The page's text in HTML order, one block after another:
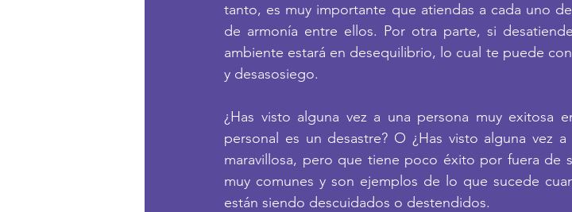
tanto, es muy importante que atiendas a cada uno
de armonía entre ellos. Por otra parte, si
ambiente estará en desequilibrio, lo cual te puede
y desasosiego.
¿Has visto alguna vez a una persona muy exitosa
personal es un desastre? O ¿Has visto alguna vez
maravillosa, pero que tiene poco éxito por fuera de
muy comunes y son ejemplos de lo que sucede
están siendo descuidados o destendidos.